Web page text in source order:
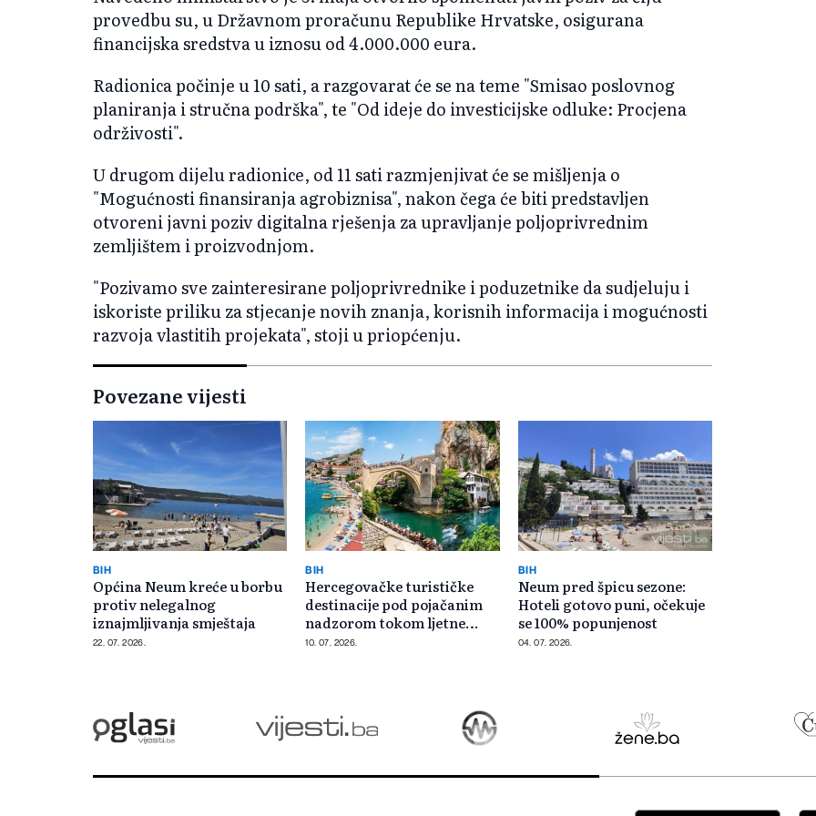
provedbu su, u Državnom proračunu Republike Hrvatske, osigurana
financijska sredstva u iznosu od 4.000.000 eura.
Radionica počinje u 10 sati, a razgovarat će se na teme "Smisao poslovnog
planiranja i stručna podrška", te "Od ideje do investicijske odluke: Procjena
održivosti".
U drugom dijelu radionice, od 11 sati razmjenjivat će se mišljenja o
"Mogućnosti finansiranja agrobiznisa", nakon čega će biti predstavljen
otvoreni javni poziv digitalna rješenja za upravljanje poljoprivrednim
zemljištem i proizvodnjom.
"Pozivamo sve zainteresirane poljoprivrednike i poduzetnike da sudjeluju i
iskoriste priliku za stjecanje novih znanja, korisnih informacija i mogućnosti
razvoja vlastitih projekata", stoji u priopćenju.
Povezane vijesti
BIH
Općina Neum kreće u borbu
protiv nelegalnog
iznajmljivanja smještaja
22. 07. 2026.
BIH
Hercegovačke turističke
destinacije pod pojačanim
nadzorom tokom ljetne
sezone
10. 07. 2026.
BIH
Neum pred špicu sezone:
Hoteli gotovo puni, očekuje
se 100% popunjenost
04. 07. 2026.